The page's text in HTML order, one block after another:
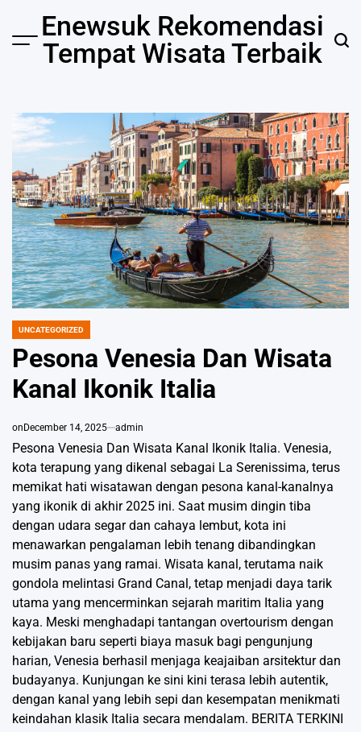
content
Menu
Enewsuk Rekomendasi
Tempat Wisata Terbaik
POSTED
UNCATEGORIZED
Pesona Venesia Dan Wisata
Kanal Ikonik Italia
on December 14, 2025 admin
Pesona Venesia Dan Wisata Kanal Ikonik Italia. Venesia,
kota terapung yang dikenal sebagai La Serenissima, terus
memikat hati wisatawan dengan pesona kanal-kanalnya
yang ikonik di akhir 2025 ini. Saat musim dingin tiba
dengan udara segar dan cahaya lembut, kota ini
menawarkan pengalaman lebih tenang dibandingkan
musim panas yang ramai. Wisata kanal, terutama naik
gondola melintasi Grand Canal, tetap menjadi daya tarik
utama yang mencerminkan sejarah maritim Italia yang
kaya. Meski menghadapi tantangan overtourism dengan
kebijakan baru seperti biaya masuk bagi pengunjung
harian, Venesia berhasil menjaga keajaiban arsitektur dan
budayanya. Kunjungan ke sini kini terasa lebih autentik,
dengan kanal yang lebih sepi dan kesempatan menikmati
keindahan klasik Italia secara mendalam. BERITA TERKINI